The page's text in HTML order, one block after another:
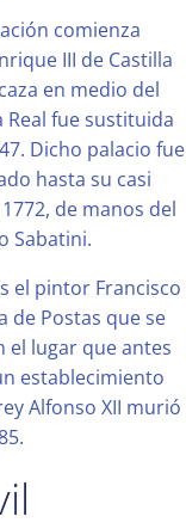
comienza
III de Castilla
en medio del
Real fue sustituida
Dicho palacio fue
hasta su casi
de manos del
Sabatini.
el pintor Francisco
de Postas que se
el lugar que antes
establecimiento
Alfonso XII murió